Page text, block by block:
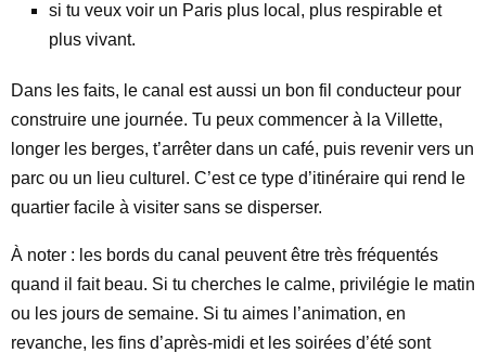
si tu veux voir un Paris plus local, plus respirable et
plus vivant.
Dans les faits, le canal est aussi un bon fil conducteur pour
construire une journée. Tu peux commencer à la Villette,
longer les berges, t’arrêter dans un café, puis revenir vers un
parc ou un lieu culturel. C’est ce type d’itinéraire qui rend le
quartier facile à visiter sans se disperser.
À noter : les bords du canal peuvent être très fréquentés
quand il fait beau. Si tu cherches le calme, privilégie le matin
ou les jours de semaine. Si tu aimes l’animation, en
revanche, les fins d’après-midi et les soirées d’été sont